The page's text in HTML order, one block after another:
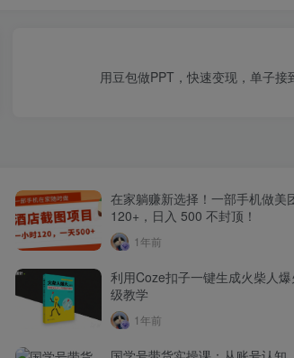
用豆包做PPT，快速变现，单子接
在家躺赚新选择！一部手机做美
120+，日入 500 不封顶！
1年前
利用Coze扣子一键生成火柴人
级教学
1年前